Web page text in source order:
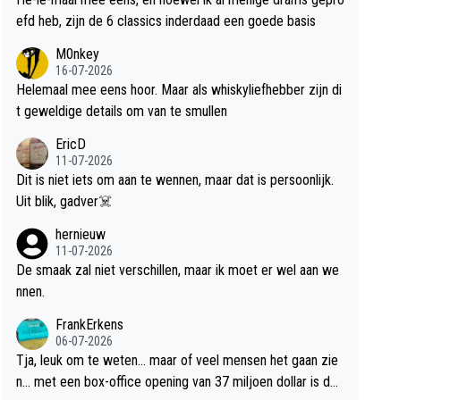
efd heb, zijn de 6 classics inderdaad een goede basis
M0nkey
16-07-2026
Helemaal mee eens hoor. Maar als whiskyliefhebber zijn di
t geweldige details om van te smullen
EricD
11-07-2026
Dit is niet iets om aan te wennen, maar dat is persoonlijk.
Uit blik, gadver☠️
hernieuw
11-07-2026
De smaak zal niet verschillen, maar ik moet er wel aan we
nnen.
FrankErkens
06-07-2026
Tja, leuk om te weten... maar of veel mensen het gaan zie
n... met een box-office opening van 37 miljoen dollar is de